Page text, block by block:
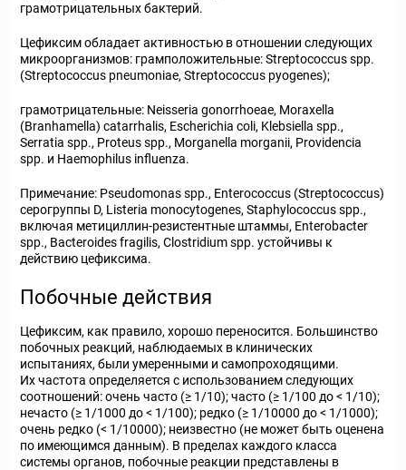
грамотрицательных бактерий.
Цефиксим обладает активностью в отношении следующих
микроорганизмов: грамположительные:Streptococcusspp.
(Streptococcus pneumoniae, Streptococcus pyogenes);
грамотрицательные: Neisseria gonorrhoeae, Moraxella
(Branhamella) catarrhalis, Escherichia coli, Klebsiella spp.,
Serratia spp., Proteusspp., Morganella morganii, Providencia
spp. и Haemophilus influenza.
Примечание: Pseudomonasspp., Enterococcus (Streptococcus)
серогруппы D, Listeria monocytogenes, Staphylococcusspp.,
включая метициллин-резистентные штаммы, Enterobacter
spp., Bacteroidesfragilis, Clostridiumspp. устойчивы к
действию цефиксима.
Побочные действия
Цефиксим, как правило, хорошо переносится. Большинство
побочных реакций, наблюдаемых в клинических
испытаниях, были умеренными и самопроходящими.
Их частота определяется с использованием следующих
соотношений: очень часто (≥ 1/10); часто (≥ 1/100 до < 1/10);
нечасто (≥ 1/1000 до < 1/100); редко (≥ 1/10000 до < 1/1000);
очень редко (< 1/10000); неизвестно (не может быть оценена
по имеющимся данным). В пределах каждого класса
системы органов, побочные реакции представлены в